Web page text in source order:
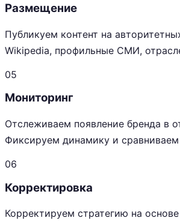
Размещение
Публикуем контент на
Wikipedia, профильные СМИ,
05
Мониторинг
Отслеживаем появление бренда в
Фиксируем динамику и
06
Корректировка
Корректируем стратегию на